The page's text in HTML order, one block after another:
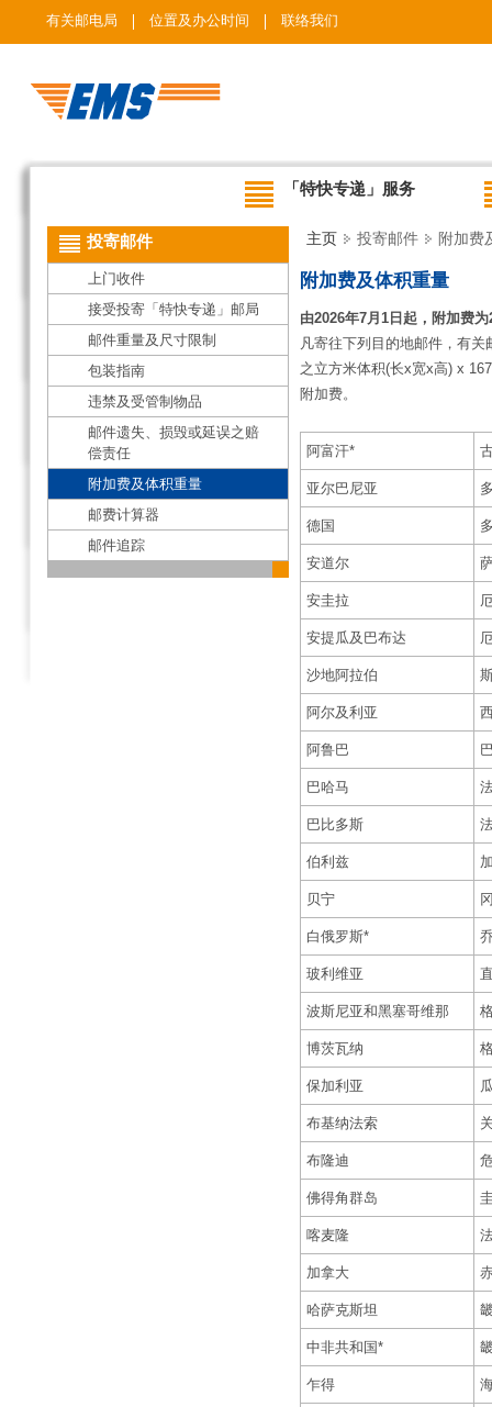
有关邮电局 位置及办公时间 联络我们
「特快专递」服务
投寄邮件
上门收件
接受投寄「特快专递」邮局
邮件重量及尺寸限制
包装指南
违禁及受管制物品
邮件遗失、损毁或延误之赔
偿责任
附加费及体积重量
邮费计算器
邮件追踪
主页 投寄邮件 附加费
附加费及体积重量
由2026年7月1日起，附加费
凡寄往下列目的地邮件，有
之立方米体积(长x宽x高) x
附加费。
阿富汗*
亚尔巴尼亚
德国
安道尔
安圭拉
安提瓜及巴布达
沙地阿拉伯
阿尔及利亚
阿鲁巴
巴哈马
巴比多斯
伯利兹
贝宁
白俄罗斯*
玻利维亚
波斯尼亚和黑塞哥维那
博茨瓦纳
保加利亚
布基纳法索
布隆迪
佛得角群岛
喀麦隆
加拿大
哈萨克斯坦
中非共和国*
乍得